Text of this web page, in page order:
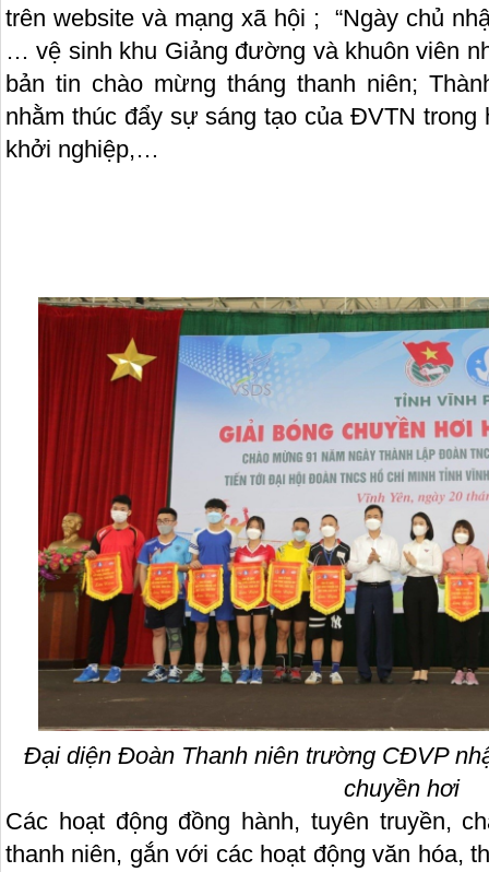
trên website và mạng xã hội ; “Ngày chủ
… vệ sinh khu Giảng đường và khuôn viên
bản tin chào mừng tháng thanh niên;
nhằm thúc đẩy sự sáng tạo của ĐVTN trong
khởi nghiệp,…
Đại diện Đoàn Thanh niên trường CĐVP
chuyền hơi
Các hoạt động đồng hành, tuyên truyền,
thanh niên, gắn với các hoạt động văn hóa,